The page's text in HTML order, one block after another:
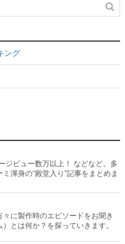
ング
ジビュー数万以上！ などなど。多
渾身の“殿堂入り”記事をまとめま
に製作時のエピソードをお聞き
とは何か？を探っていきます。